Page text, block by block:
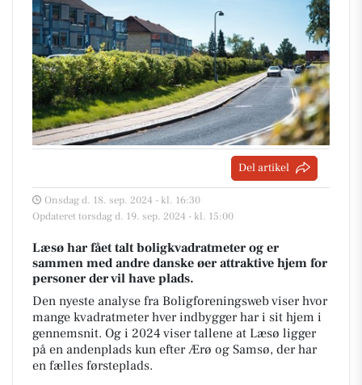
Del artikel
Onsdag d. 18. sep. 2024 - kl. 16:30
Opdateret torsdag d. 19. sep. 2024 - kl. 15:00
Læsø har fået talt boligkvadratmeter og er
sammen med andre danske øer attraktive hjem for
personer der vil have plads.
Den nyeste analyse fra Boligforeningsweb viser hvor
mange kvadratmeter hver indbygger har i sit hjem i
gennemsnit. Og i 2024 viser tallene at Læsø ligger
på en andenplads kun efter Ærø og Samsø, der har
en fælles førsteplads.